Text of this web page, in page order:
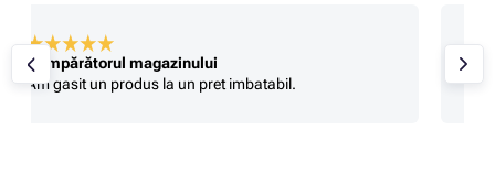
Stefan B
Foarte prompti